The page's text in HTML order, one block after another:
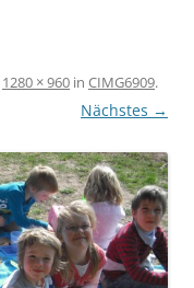
1280 × 960 in CIMG6909.
Nächstes →